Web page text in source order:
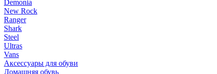
Demonia
New Rock
Ranger
Shark
Steel
Ultras
Vans
Аксессуары для обуви
Домашняя обувь